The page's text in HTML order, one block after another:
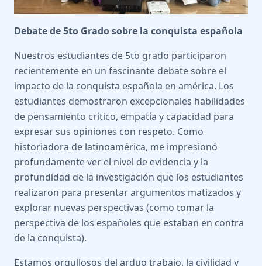
Debate de 5to Grado sobre la conquista española
Nuestros estudiantes de 5to grado participaron
recientemente en un fascinante debate sobre el
impacto de la conquista española en américa. Los
estudiantes demostraron excepcionales habilidades
de pensamiento crítico, empatía y capacidad para
expresar sus opiniones con respeto. Como
historiadora de latinoamérica, me impresionó
profundamente ver el nivel de evidencia y la
profundidad de la investigación que los estudiantes
realizaron para presentar argumentos matizados y
explorar nuevas perspectivas (como tomar la
perspectiva de los españoles que estaban en contra
de la conquista).
Estamos orgullosos del arduo trabajo, la civilidad y